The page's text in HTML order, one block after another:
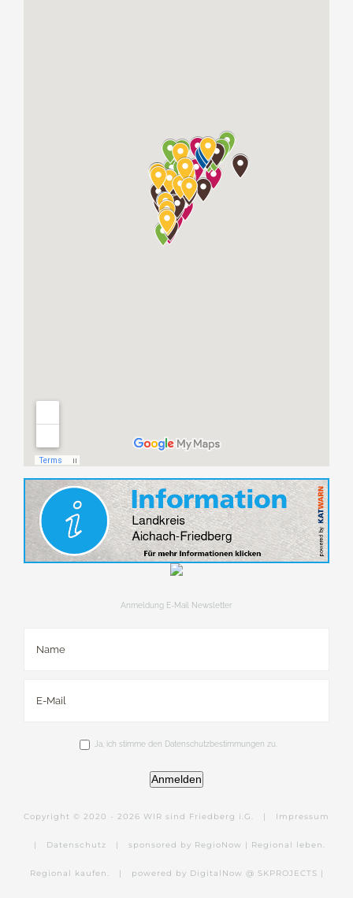
Anmeldung E-Mail Newsletter
Ja, ich stimme den Datenschutzbestimmungen zu.
Anmelden
Copyright © 2020 - 2026 WIR sind Friedberg i.G. | Impressum
| Datenschutz | sponsored by RegioNow | Regional leben.
Regional kaufen. | powered by DigitalNow @ SKPROJECTS |